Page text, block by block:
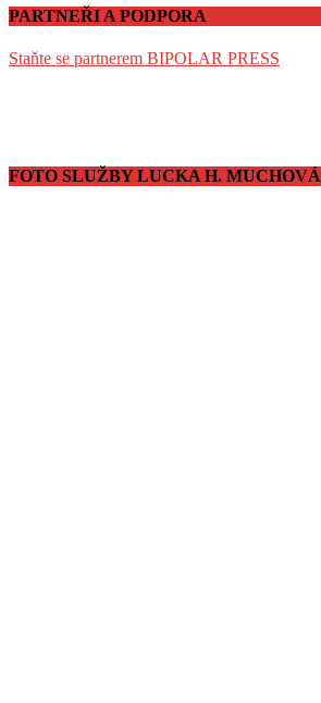
PARTNEŘI A PODPORA
Staňte se partnerem BIPOLAR PRESS
FOTO SLUŽBY LUCKA H. MUCHOVÁ